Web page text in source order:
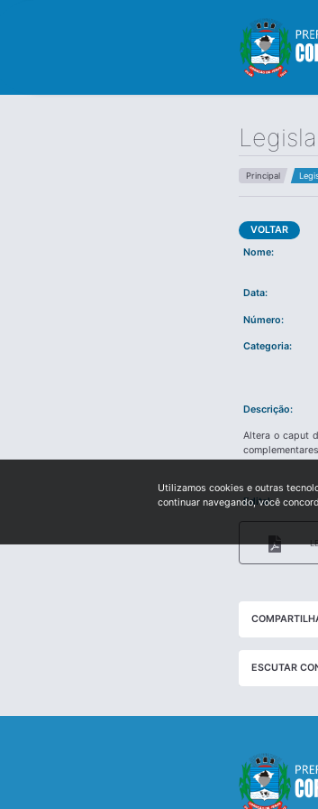
Principal
VOLTAR
Nome:
Data:
Número:
Categoria:
Descrição:
Altera o caput
Edital:
ESCUTAR
Utilizamos cookies e outras
continuar navegando, você